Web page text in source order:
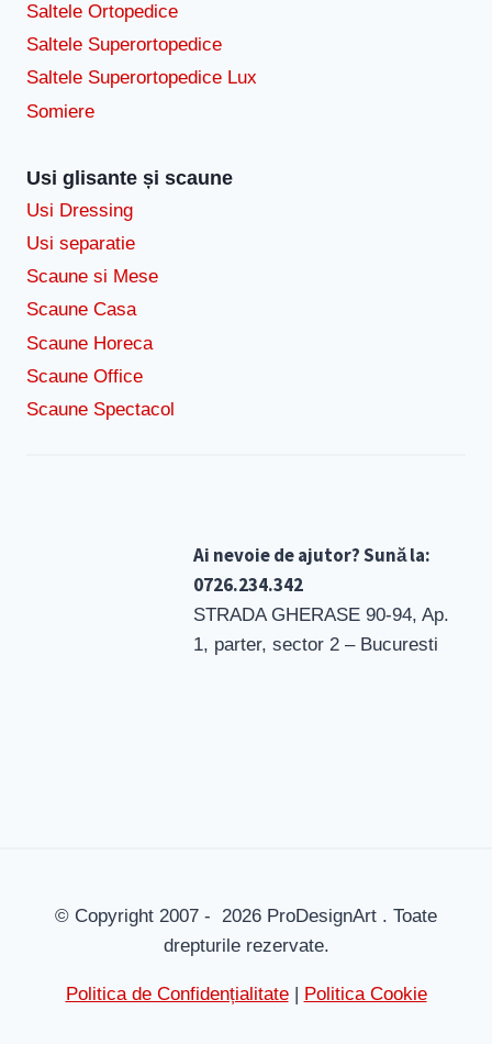
Saltele Ortopedice
Saltele Superortopedice
Saltele Superortopedice Lux
Somiere
Usi glisante și scaune
Usi Dressing
Usi separatie
Scaune si Mese
Scaune Casa
Scaune Horeca
Scaune Office
Scaune Spectacol
Ai nevoie de ajutor? Sună la:
0726.234.342
STRADA GHERASE 90-94, Ap.
1, parter, sector 2 – Bucuresti
© Copyright 2007 - 2026 ProDesignArt . Toate
drepturile rezervate.
Politica de Confidențialitate| Politica Cookie